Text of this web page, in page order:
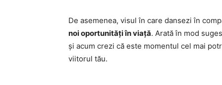
De asemenea, visul în care dansezi în
noi oportunități în viață. Arată în mod
și acum crezi că este momentul cel mai
viitorul tău.